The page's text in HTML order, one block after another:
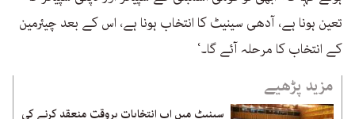
تعین ہونا ہے، آدھی سینیٹ کا انتخاب ہونا ہے، اس کے بعد چیئرمین
کے انتخاب کا مرحلہ آئے گا۔‘
مزید پڑھیے
سینیٹ میں اب انتخابات بروقت منعقد کرنے کی